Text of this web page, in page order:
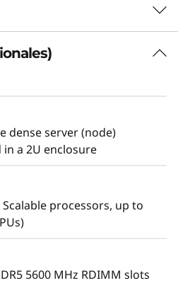
de alta
con hasta dos
Xeon Scalable de 64
el doble de densidad de
en un centro
dimensiones.
de trabajo que
El The ThinkSystem
múltiples aplicaciones,
dense server (node)
a 2U enclosure
Scalable processors, up to
5600 MHz RDIMM slots